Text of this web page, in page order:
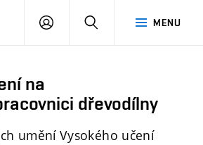
MENU
PŘIHLÁSIT
na
dřevodílny
umění Vysokého učení